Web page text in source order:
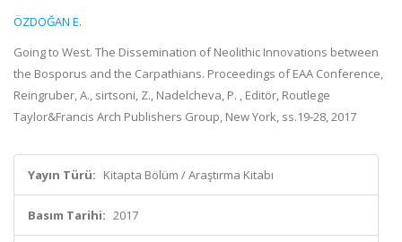
ÖZDOĞAN E.
Going to West. The Dissemination of Neolithic Innovations between
the Bosporus and the Carpathians. Proceedings of EAA Conference,
Reingruber, A., sirtsoni, Z., Nadelcheva, P. , Editör, Routlege
Taylor&Francis Arch Publishers Group, New York, ss.19-28, 2017
Yayın Türü: Kitapta Bölüm / Araştırma Kitabı
Basım Tarihi: 2017